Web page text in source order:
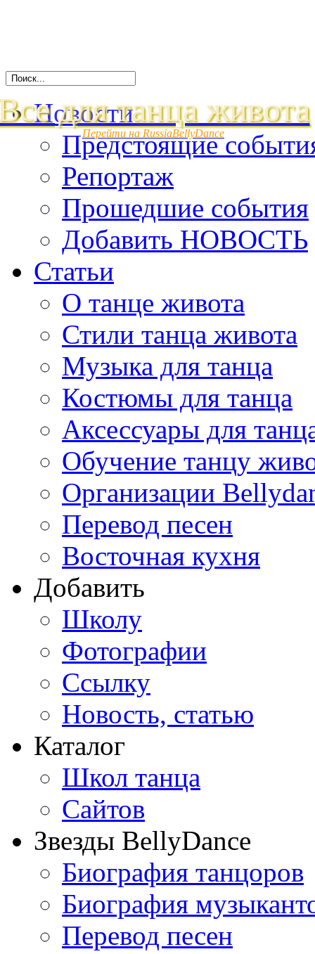
для танца живота
Перейти на RussiaBellyDance
Новости
Предстоящие
Репортаж
Прошедшие события
Добавить НОВОСТЬ
Статьи
О танце живота
Стили танца живота
Музыка для танца
Костюмы для танца
Аксессуары для
Обучение танцу
Организации
Перевод песен
Восточная кухня
Добавить
Школу
Фотографии
Ссылку
Новость, статью
Каталог
Школ танца
Сайтов
Звезды BellyDance
Биография танцоров
Биография
Перевод песен